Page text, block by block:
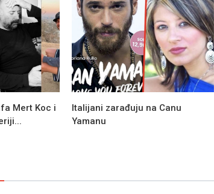
Mert Koc i
Italijani zarađuju na Canu
Yamanu